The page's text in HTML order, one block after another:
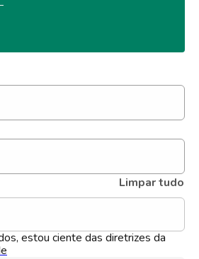
Limpar tudo
estou ciente das diretrizes da